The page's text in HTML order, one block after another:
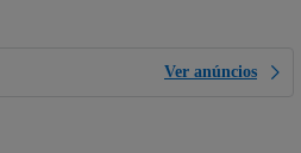
Ver anúncios